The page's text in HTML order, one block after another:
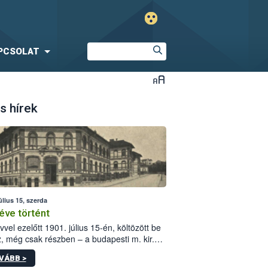
hírek
15, szerda
történt
ezelőtt 1901. július 15-én, költözött be
még csak részben – a budapesti m. kir.
állomás a Kis Rókus utca
alatti, Czigler Győző által tervezett új
>